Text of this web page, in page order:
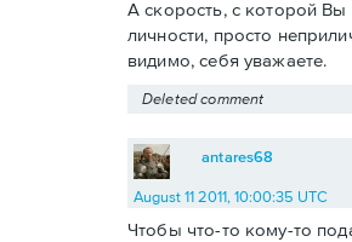
А скорость, с которой Вы
личности, просто
видимо, себя уважаете.
Deleted comment
antares68
August 11 2011, 10:00:35 UTC
Чтобы что-то кому-то